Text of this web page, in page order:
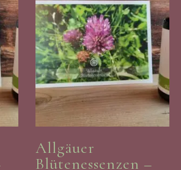
v
e
:
Allgäuer
Blütenessenzen –